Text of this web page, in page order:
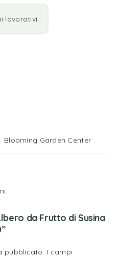
lavorativi
Blooming Garden Center
da Frutto di Susina
pubblicato. I campi